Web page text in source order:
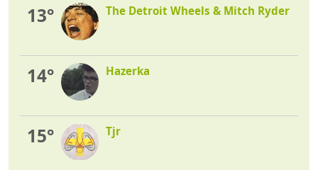
13° The Detroit Wheels & Mitch Ryder
14° Hazerka
15° Tjr